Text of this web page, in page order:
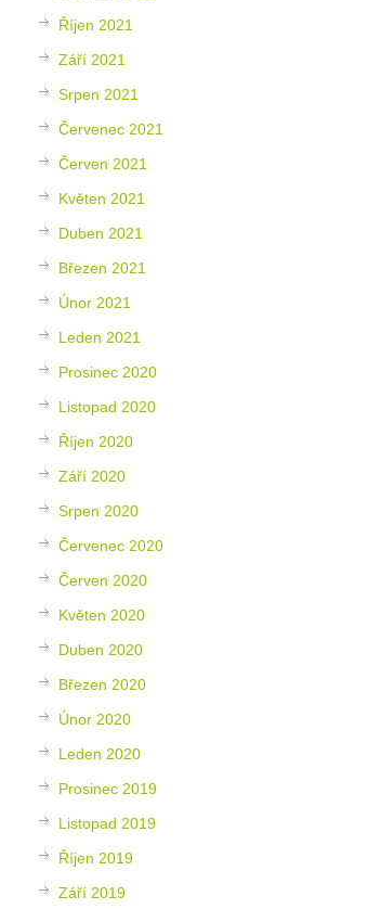
Říjen 2021
Září 2021
Srpen 2021
Červenec 2021
Červen 2021
Květen 2021
Duben 2021
Březen 2021
Únor 2021
Leden 2021
Prosinec 2020
Listopad 2020
Říjen 2020
Září 2020
Srpen 2020
Červenec 2020
Červen 2020
Květen 2020
Duben 2020
Březen 2020
Únor 2020
Leden 2020
Prosinec 2019
Listopad 2019
Říjen 2019
Září 2019